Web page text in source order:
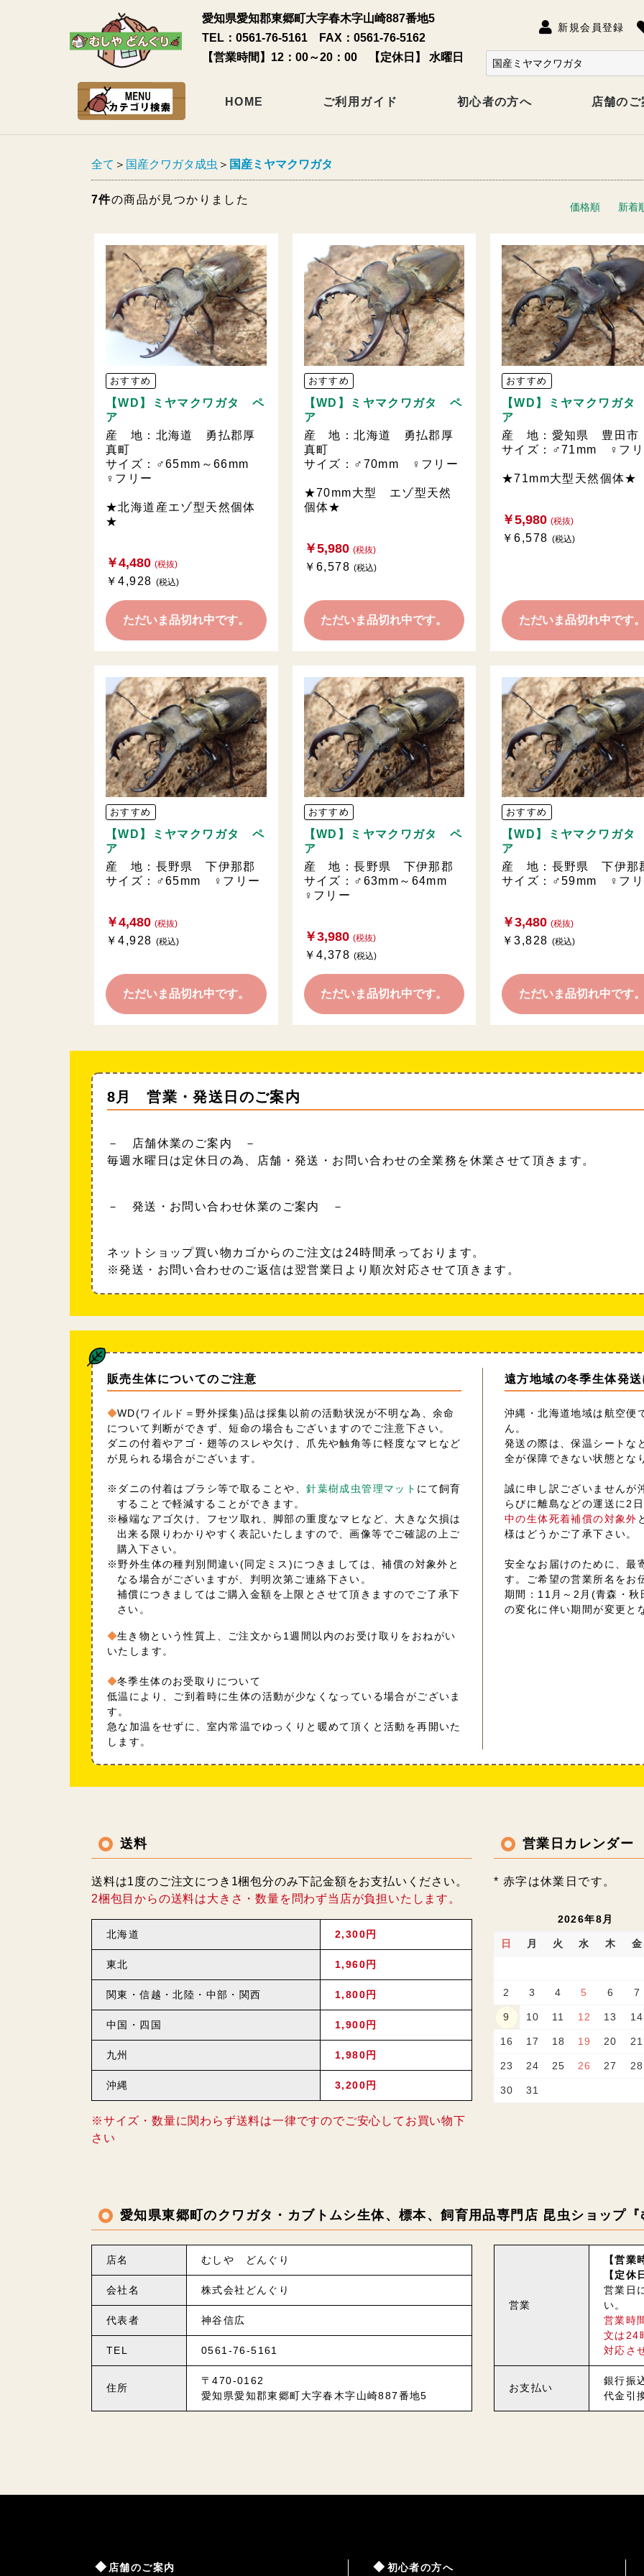
愛知県愛知郡東郷町大字春木字山崎887番地5
TEL：0561-76-5161 FAX：0561-76-5162
【営業時間】12：00～20：00 【定休日】 水曜日
新規会員登録
HOME ご利用ガイド 初心者の方へ 店舗の
全て ＞ 国産クワガタ成虫 ＞ 国産ミヤマクワガタ
7件の商品が見つかりました
価格順 新着
おすすめ
【WD】ミヤマクワガタ ペ
ア
産 地：北海道 勇払郡厚
真町
サイズ：♂65mm～66mm
♀フリー
★北海道産エゾ型天然個体
★
￥4,480 (税抜)
￥4,928 (税込)
ただいま品切れ中です。
おすすめ
【WD】ミヤマクワガタ ペ
ア
産 地：北海道 勇払郡厚
真町
サイズ：♂70mm ♀フリー
★70mm大型 エゾ型天然
個体★
￥5,980 (税抜)
￥6,578(税込)
ただいま品切れ中です。
おすすめ
【WD】ミヤマクワガ
ア
産 地：愛知県 豊田市
サイズ：♂71mm ♀フ
★71mm大型天然個体★
￥5,980 (税抜)
￥6,578 (税込)
ただいま品切れ中です
おすすめ
【WD】ミヤマクワガタ ペ
ア
産 地：長野県 下伊那郡
サイズ：♂65mm ♀フリー
￥4,480 (税抜)
￥4,928 (税込)
ただいま品切れ中です。
おすすめ
【WD】ミヤマクワガタ ペ
ア
産 地：長野県 下伊那郡
サイズ：♂63mm～64mm
♀フリー
￥3,980 (税抜)
￥4,378(税込)
ただいま品切れ中です。
おすすめ
【WD】ミヤマクワガ
ア
産 地：長野県 下伊那
サイズ：♂59mm ♀フ
￥3,480 (税抜)
￥3,828 (税込)
ただいま品切れ中です
8月 営業・発送日のご案内
－ 店舗休業のご案内 －
毎週水曜日は定休日の為、店舗・発送・お問い合わせの全業務を休業させて頂きます。
－ 発送・お問い合わせ休業のご案内 －
ネットショップ買い物カゴからのご注文は24時間承っております。
※発送・お問い合わせのご返信は翌営業日より順次対応させて頂きます。
販売生体についてのご注意
WD(ワイルド＝野外採集)品は採集以前の活動状況が不明な為、余命
について判断ができず、短命の場合もございますのでご注意下さい。
ダニの付着やアゴ・翅等のスレや欠け、爪先や触角等に軽度なマヒなど
が見られる場合がございます。
※ダニの付着はブラシ等で取ることや、針葉樹成虫管理マット にて飼育
することで軽減することができます。
※極端なアゴ欠け、フセツ取れ、脚部の重度なマヒなど、大きな欠損は
出来る限りわかりやすく表記いたしますので、画像等でご確認の上ご
購入下さい。
※野外生体の種判別間違い(同定ミス)につきましては、補償の対象外と
なる場合がございますが、判明次第ご連絡下さい。
補償につきましてはご購入金額を上限とさせて頂きますのでご了承下
さい。
生き物という性質上、ご注文から1週間以内のお受け取りをおねがい
いたします。
冬季生体のお受取りについて
低温により、ご到着時に生体の活動が少なくなっている場合がございま
す。
急な加温をせずに、室内常温でゆっくりと暖めて頂くと活動を再開いた
します。
遠方地域の冬季生体発
沖縄・北海道地域は航空便
ん。
発送の際は、保温シートな
全が保障できない状態とな
誠に申し訳ございませんが
らびに離島などの運送に2
中の生体死着補償の対象外
様はどうかご了承下さい。
安全なお届けのために、最
す。ご希望の営業所名をお
期間：11月～2月(青森・
の変化に伴い期間が変更と
送料
送料は1度のご注文につき1梱包分のみ下記金額をお支払いください。
2梱包目からの送料は大きさ・数量を問わず当店が負担いたします。
北海道 2,300円
東北 1,960円
関東・信越・北陸・中部・関西 1,800円
中国・四国 1,900円
九州 1,980円
沖縄 3,200円
※サイズ・数量に関わらず送料は一律ですのでご安心してお買い物下
さい
営業日カレンダー
* 赤字は休業日です。
2026年8月
日 月 火 水 木 金
2 3 4 5 6 7
9 10 11 12 13 14
16 17 18 19 20 21
23 24 25 26 27 28
30 31
愛知県東郷町のクワガタ・カブトムシ生体、標本、飼育用品専門店 昆虫ショップ
店名 むしや どんぐり
会社名 株式会社どんぐり
代表者 神谷信広
TEL 0561-76-5161
住所
〒470-0162
愛知県愛知郡東郷町大字春木字山崎887番地5
営業
【営
【定休
営業日
い。
営業時
文は24
対応さ
お支払い
銀行振
代金引
店舗のご案内 初心者の方へ